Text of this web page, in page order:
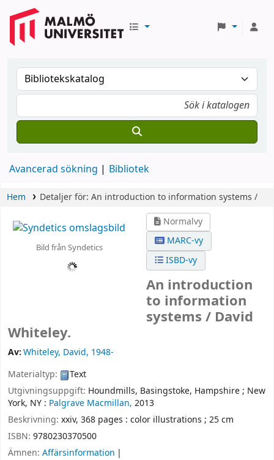
Avancerad sökning Bibliotek
Hem Detaljer för: An introduction to information systems /
Bild från Syndetics
Normalvy
MARC-vy
ISBD-vy
An introduction
to information
systems / David
Whiteley.
Av:Whiteley, David, 1948-
Materialtyp:
Text
Utgivningsuppgift: Houndmills, Basingstoke, Hampshire ; New
York, NY : Palgrave Macmillan, 2013
Beskrivning: xxiv, 368 pages : color illustrations ; 25 cm
ISBN: 9780230370500
Ämnen: Affärsinformation